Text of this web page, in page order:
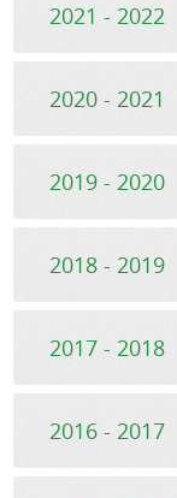
2021 - 2022
2020 - 2021
2019 - 2020
2018 - 2019
2017 - 2018
2016 - 2017